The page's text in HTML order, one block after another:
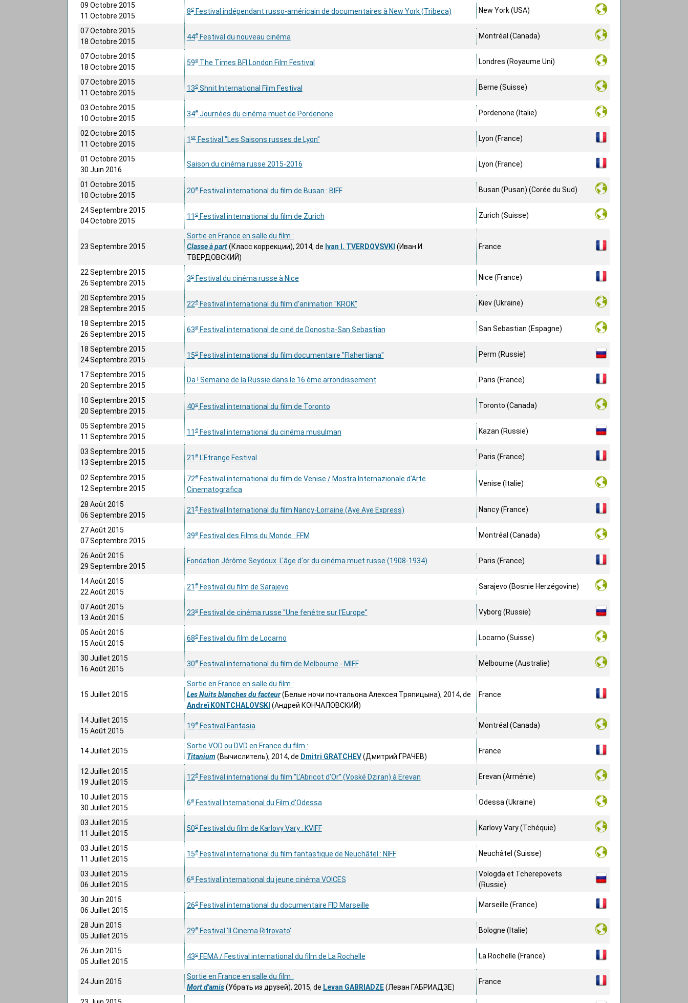
09 Octobre 2015
11 Octobre 2015
8eFestival indépendant russo-américain de documentaires à New York​ (Tribeca) New York (USA)
07 Octobre 2015
18 Octobre 2015
44eFestival du nouveau cinéma Montréal (Canada)
07 Octobre 2015
18 Octobre 2015
59eThe Times BFI London Film Festival Londres (Royaume Uni)
07 Octobre 2015
11 Octobre 2015
13eShnit International Film Festival Berne (Suisse)
03 Octobre 2015
10 Octobre 2015
34eJournées du cinéma muet de Pordenone Pordenone (Italie)
02 Octobre 2015
11 Octobre 2015
1erFestival "Les Saisons russes de Lyon" Lyon (France)
01 Octobre 2015
30 Juin 2016
Saison du cinéma russe 2015-2016 Lyon (France)
01 Octobre 2015
10 Octobre 2015
20eFestival international du film de Busan : BIFF Busan (Pusan) (Corée du Sud)
24 Septembre 2015
04 Octobre 2015
11eFestival international du film de Zurich Zurich (Suisse)
23 Septembre 2015
Sortie en France en salle du film :
Classe à part(Класс коррекции), 2014, de Ivan I. TVERDOVSVKI (Иван И.
ТВЕРДОВСКИЙ)
France
22 Septembre 2015
26 Septembre 2015
3eFestival du cinéma russe à Nice Nice (France)
20 Septembre 2015
28 Septembre 2015
22eFestival international du film d'animation "KROK" Kiev (Ukraine)
18 Septembre 2015
26 Septembre 2015
63eFestival international de ciné de Donostia-San Sebastian San Sebastian (Espagne)
18 Septembre 2015
24 Septembre 2015
15eFestival international du film documentaire "Flahertiana" Perm (Russie)
17 Septembre 2015
20 Septembre 2015
Da ! Semaine de la Russie dans le 16 ème arrondissement Paris (France)
10 Septembre 2015
20 Septembre 2015
40eFestival international du film de Toronto Toronto (Canada)
05 Septembre 2015
11 Septembre 2015
11eFestival international du cinéma musulman Kazan (Russie)
03 Septembre 2015
13 Septembre 2015
21eL'Etrange Festival Paris (France)
02 Septembre 2015
12 Septembre 2015
72eFestival international du film de Venise / Mostra Internazionale d'Arte
Cinematografica
Venise (Italie)
28 Août 2015
06 Septembre 2015
21eFestival International du film Nancy-Lorraine (Aye Aye Express) Nancy (France)
27 Août 2015
07 Septembre 2015
39eFestival des Films du Monde : FFM Montréal (Canada)
26 Août 2015
29 Septembre 2015
Fondation Jérôme Seydoux. L'âge d'or du cinéma muet russe (1908-1934) Paris (France)
14 Août 2015
22 Août 2015
21eFestival du film de Sarajevo Sarajevo (Bosnie Herzégovine)
07 Août 2015
13 Août 2015
23eFestival de cinéma russe ''Une fenêtre sur l'Europe'' Vyborg (Russie)
05 Août 2015
15 Août 2015
68eFestival du film de Locarno Locarno (Suisse)
30 Juillet 2015
16 Août 2015
30eFestival international du film de Melbourne - MIFF Melbourne (Australie)
15 Juillet 2015
Sortie en France en salle du film :
Les Nuits blanches du facteur(Белые ночи почтальона Алексея Тряпицына), 2014, de
Andreï KONTCHALOVSKI (Андрей КОНЧАЛОВСКИЙ)
France
14 Juillet 2015
15 Août 2015
19eFestival Fantasia Montréal (Canada)
14 Juillet 2015
Sortie VOD ou DVD en France du film :
Titanium (Вычислитель), 2014, de Dmitri GRATCHEV(Дмитрий ГРАЧЕВ)
France
12 Juillet 2015
19 Juillet 2015
12eFestival international du film ''L'Abricot d'Or'' (Voské Dziran) à Erevan Erevan (Arménie)
10 Juillet 2015
30 Juillet 2015
6eFestival International du Film d'Odessa Odessa (Ukraine)
03 Juillet 2015
11 Juillet 2015
50eFestival du film de Karlovy Vary : KVIFF Karlovy Vary (Tchéquie)
03 Juillet 2015
11 Juillet 2015
15eFestival international du film fantastique de Neuchâtel : NIFF Neuchâtel (Suisse)
03 Juillet 2015
06 Juillet 2015
6eFestival international du jeune cinéma VOICES
Vologda et Tcherepovets
(Russie)
30 Juin 2015
06 Juillet 2015
26eFestival international du documentaire FID Marseille Marseille (France)
28 Juin 2015
05 Juillet 2015
29eFestival 'Il Cinema Ritrovato' Bologne (Italie)
26 Juin 2015
05 Juillet 2015
43eFEMA / Festival international du film de La Rochelle La Rochelle (France)
24 Juin 2015
Sortie en France en salle du film :
Mort d'amis(Убрать из друзей), 2015, de Levan GABRIADZE(Леван ГАБРИАДЗЕ)
France